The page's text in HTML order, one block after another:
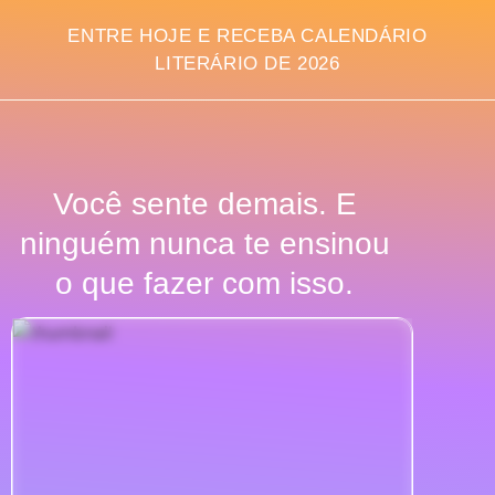
ENTRE HOJE E RECEBA CALENDÁRIO
LITERÁRIO DE 2026
Você sente demais. E
ninguém nunca te ensinou
o que fazer com isso.